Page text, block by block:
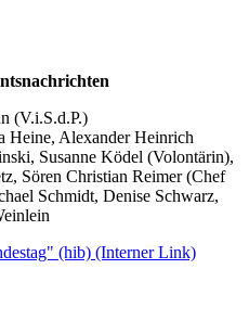
(V.i.S.d.P.)
Heine, Alexander Heinrich
Susanne Ködel (Volontärin),
Sören Christian Reimer (Chef
Schmidt, Denise Schwarz,
(hib) (Interner Link)